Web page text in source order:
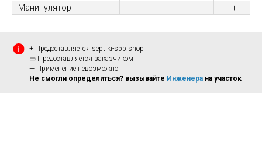
Манипулятор
- +
+ Предоставляется septiki-spb.shop
▭ Предоставляется заказчиком
— Применение невозможно
Не смогли определиться? вызывайте Инженера на участок